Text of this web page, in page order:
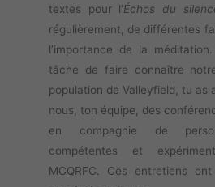
textes pour l’Échos du
régulièrement, de différentes
l’importance de la
tâche de faire connaître
population de Valleyfield, tu as
nous, ton équipe, des
en compagnie de
compétentes et
MCQRFC. Ces entretiens